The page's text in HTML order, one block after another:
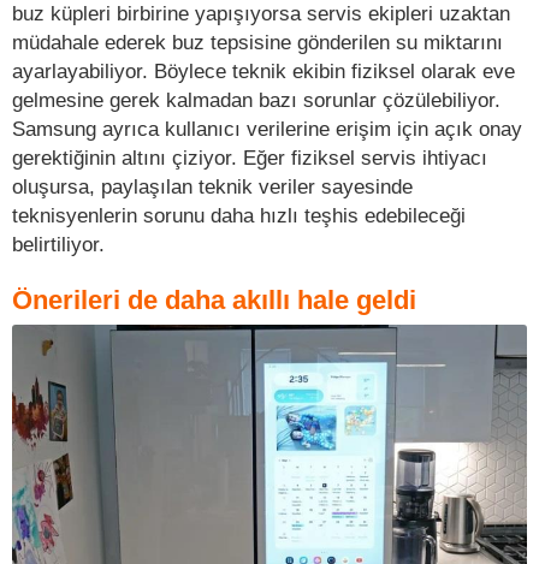
buz küpleri birbirine yapışıyorsa servis ekipleri uzaktan
müdahale ederek buz tepsisine gönderilen su miktarını
ayarlayabiliyor. Böylece teknik ekibin fiziksel olarak eve
gelmesine gerek kalmadan bazı sorunlar çözülebiliyor.
Samsung ayrıca kullanıcı verilerine erişim için açık onay
gerektiğinin altını çiziyor. Eğer fiziksel servis ihtiyacı
oluşursa, paylaşılan teknik veriler sayesinde
teknisyenlerin sorunu daha hızlı teşhis edebileceği
belirtiliyor.
Önerileri de daha akıllı hale geldi